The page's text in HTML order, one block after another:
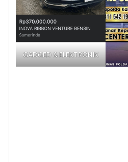
GADGED & ELEKTRONIK